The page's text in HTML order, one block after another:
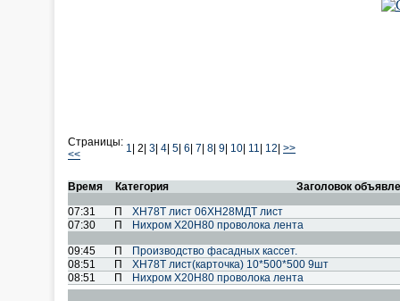
Страницы:
<<
1 2| 3 4 5 6 7 8 9 10 11 12 >>
Время Категория
Заголовок
07:31
П
ХН78Т лист 06ХН28МДТ лист
07:30
П Нихром Х20Н80 проволока лента
09:45 П
Производство фасадных кассет.
08:51
П
ХН78Т лист(карточка) 10*500*500 9шт
08:51
П Нихром Х20Н80 проволока лента